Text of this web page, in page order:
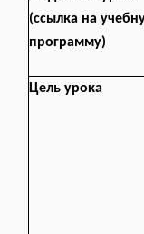
(ссылка на
программу)
Цель урока